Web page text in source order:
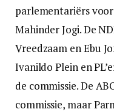
parlementariërs
Mahinder Jogi. De
Vreedzaam en Ebu
Ivanildo Plein en
de commissie. De
commissie, maar